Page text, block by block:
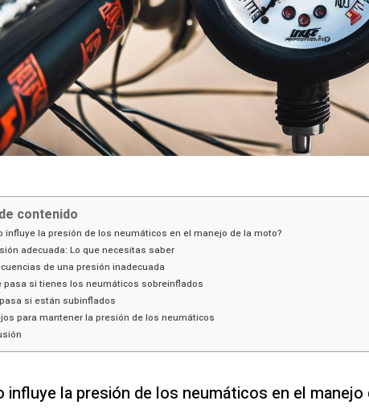
contenido
influye la presión de los neumáticos en el manejo de la moto?
adecuada: Lo que necesitas saber
de una presión inadecuada
pasa si tienes los neumáticos sobreinflados
si están subinflados
para mantener la presión de los neumáticos
influye la presión de los neumáticos en el